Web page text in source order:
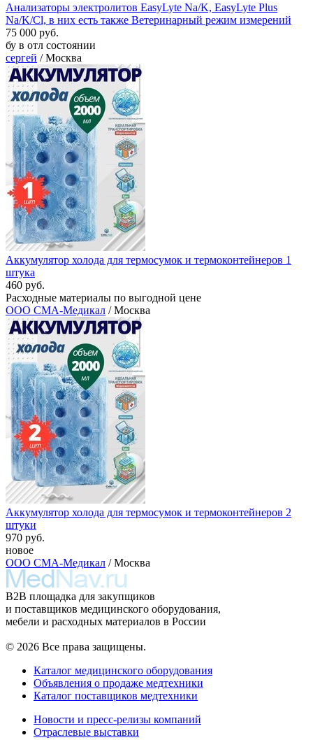
Анализаторы электролитов EasyLyte Na/K, EasyLyte Plus
Na/K/Cl, в них есть также Ветеринарный режим измерений
75 000 руб.
бу в отл состоянии
сергей / Москва
Аккумулятор холода для термосумок и термоконтейнеров 1
штука
460 руб.
Расходные материалы по выгодной цене
ООО СМА-Медикал / Москва
Аккумулятор холода для термосумок и термоконтейнеров 2
штуки
970 руб.
новое
ООО СМА-Медикал / Москва
B2B площадка для закупщиков
и поставщиков медицинского оборудования,
мебели и расходных материалов в России
© 2026 Все права защищены.
Каталог медицинского оборудования
Объявления о продаже медтехники
Каталог поставщиков медтехники
Новости и пресс-релизы компаний
Отраслевые выставки